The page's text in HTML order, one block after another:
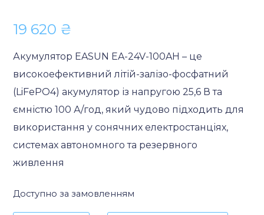
19 620 ₴
Акумулятор EASUN EA-24V-100AH – це
високоефективний літій-залізо-фосфатний
(LiFePO4) акумулятор із напругою 25,6 В та
ємністю 100 А/год, який чудово підходить для
використання у сонячних електростанціях,
системах автономного та резервного
живлення
Доступно за замовленням